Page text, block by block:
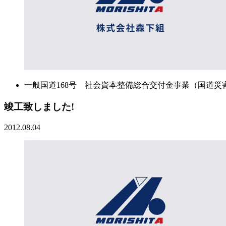
一般国道168号 社会資本整備総合交付金事業（国道災
竣工致しました!
2012.08.04